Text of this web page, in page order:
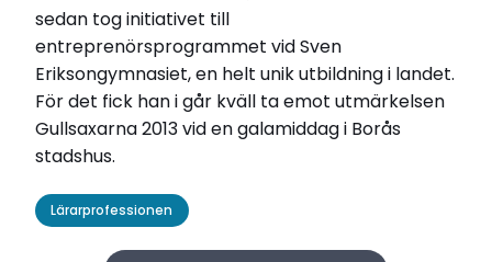
sedan tog initiativet till
entreprenörsprogrammet vid Sven
Eriksongymnasiet, en helt unik utbildning i landet.
För det fick han i går kväll ta emot utmärkelsen
Gullsaxarna 2013 vid en galamiddag i Borås
stadshus.
Lärarprofessionen